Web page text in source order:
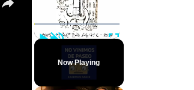
Unmute Fullscreen
Now Playing